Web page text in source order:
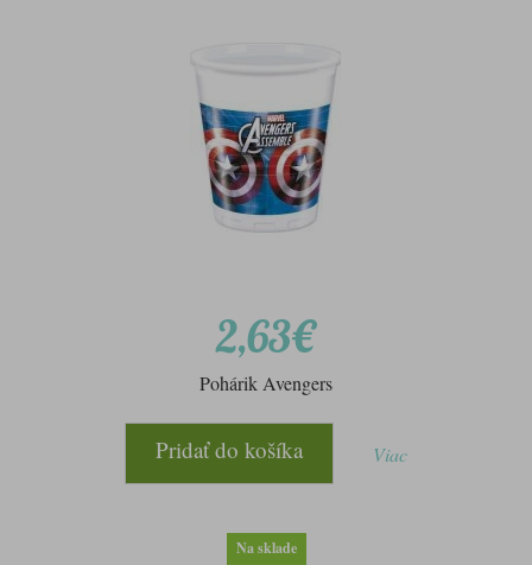
2,63€
Pohárik Avengers
Pridať do košíka Viac
Na sklade